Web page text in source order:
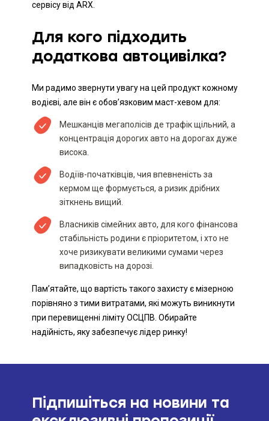
сервісу від ARX.
Для кого підходить
додаткова автоцивілка?
Ми радимо звернути увагу на цей продукт кожному
водієві, але він є обов’язковим маст-хевом для:
Мешканців мегаполісів де трафік щільний, а
концентрація дорогих авто на дорогах дуже
висока.
Водіїв-початківців, чия впевненість за
кермом ще формується, а ризик дрібних
зіткнень вищий.
Власників сімейних авто, для кого фінансова
стабільність родини є пріоритетом, і хто не
хоче ризикувати великими сумами через
випадковість на дорозі.
Пам’ятайте, що вартість такого захисту є мізерною
порівняно з тими витратами, які можуть виникнути
при перевищенні ліміту ОСЦПВ. Обирайте
надійність, яку забезпечує лідер ринку!
Підпишіться на новини та